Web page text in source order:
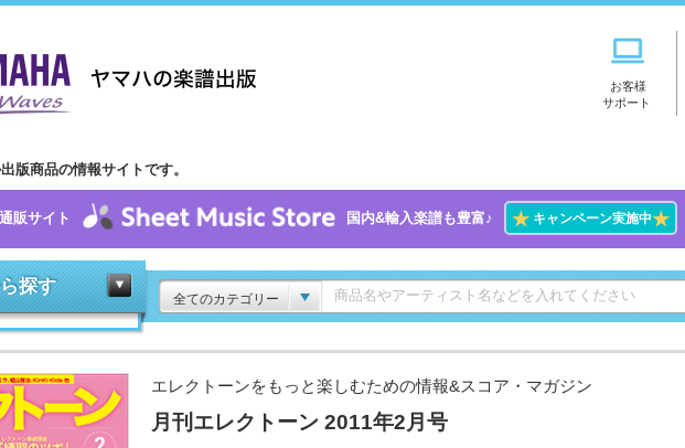
お客様
サポート
版商品の情報サイトです。
販サイト 国内&輸入楽譜も豊富♪ ★キャンペーン実施中★
探す
全てのカテゴリー
エレクトーンをもっと楽しむための情報&スコア・マガジン
月刊エレクトーン 2011年2月号